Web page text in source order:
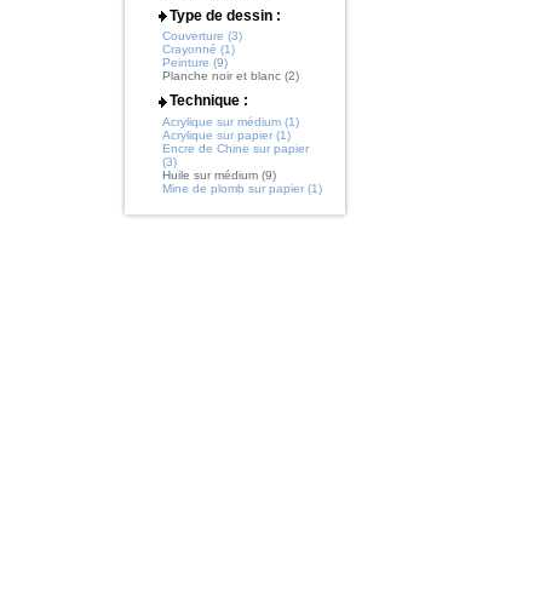
Type de dessin :
Couverture (3)
Crayonné (1)
Peinture (9)
Planche noir et blanc (2)
Technique :
Acrylique sur médium (1)
Acrylique sur papier (1)
Encre de Chine sur papier
(3)
Huile sur médium (9)
Mine de plomb sur papier (1)